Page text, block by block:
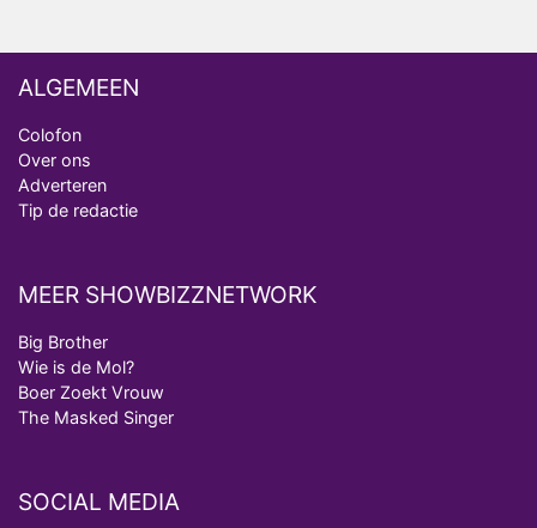
ALGEMEEN
Colofon
Over ons
Adverteren
Tip de redactie
MEER SHOWBIZZNETWORK
Big Brother
Wie is de Mol?
Boer Zoekt Vrouw
The Masked Singer
SOCIAL MEDIA